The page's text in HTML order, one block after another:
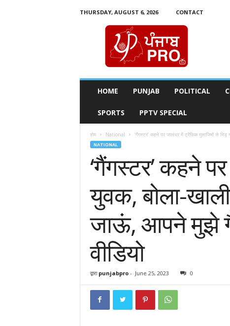
THURSDAY, AUGUST 6, 2026
CONTACT
HOME PUNJAB POLITICAL
SPORTS PPTV SPECIAL
होम National ‘गैंगस्टर’ कहने पर जालंधर में ट्रैफिक मुलाजिमों से भिड़
NATIONAL
‘गैंगस्टर’ कहने
युवक, बोला-
जाऊं, आपने मुझे
वीडियो
द्वारा punjabpro- June 25, 2023 0